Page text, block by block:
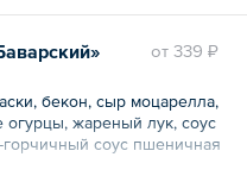
oт 339 ₽
бекон, сыр моцарелла,
огурцы, жареный лук, соус
горчичный соус пшеничная